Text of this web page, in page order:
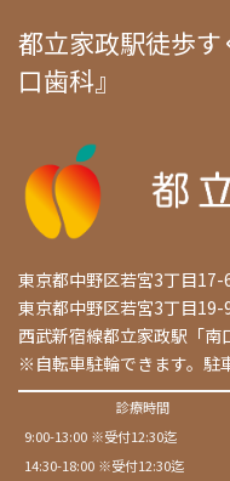
都立家政駅徒歩
口歯科』
東京都中野区若宮3丁目
東京都中野区若宮3丁目19-
西武新宿線都立家政駅「南
※自転車駐輪できます。駐
診療時間
9:00-13:00 ※受付12:30迄
14:30-18:00 ※受付12:30迄